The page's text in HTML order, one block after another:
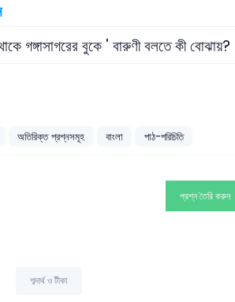
গঙ্গাসাগরের বুকে ' বারুণী বলতে কী বোঝায়?
অতিরিক্ত প্রশ্নসমূহ বাংলা পাঠ-পরিচিতি
প্রশ্ন তৈরি করুন
শব্দার্থ ও টীকা